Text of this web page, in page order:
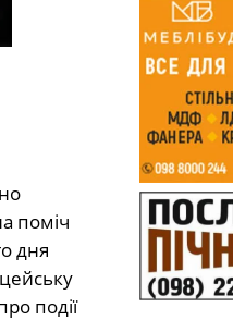
поміч
дня
події